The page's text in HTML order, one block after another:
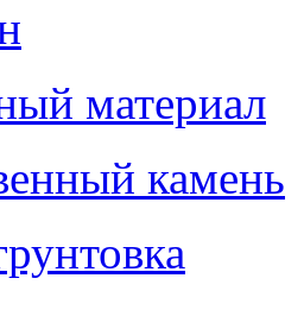
материал
камень